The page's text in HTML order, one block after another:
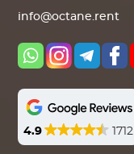
info@octane.rent
4.9 1712